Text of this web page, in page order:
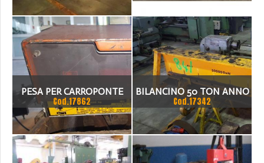
LAMIERE ANNO 2008
PESA PER CARROPONTE
DIGITALE
Cod.17862
BILANCINO 50 TON ANNO
2007 REGOLABILE
Cod.17342